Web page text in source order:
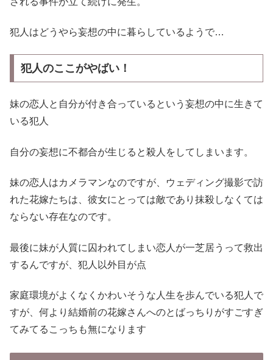
犯人はどうやら妄想の中に暮らしているようで…
犯人のここがやばい！
妹の恋人と自分が付き合っているという妄想の中に生きて
いる犯人
自分の妄想に不都合が生じると殺人をしてしまいます。
妹の恋人はカメラマンなのですが、ウェディング撮影で訪
れた花嫁たちは、彼女にとっては敵であり抹殺しなくては
ならない存在なのです。
最後に妹が人質に囚われてしまい恋人が一芝居うって救出
するんですが、犯人以外目が点
家庭環境がよくなくかわいそうな人生を歩んでいる犯人で
すが、何より結婚前の花嫁さんへのとばっちりがすごすぎ
てみてるこっちも無になります